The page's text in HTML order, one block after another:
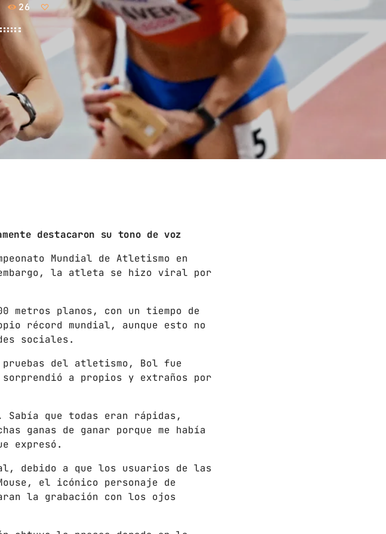
LA ACTITUD
RAMIREZ
- 12:00 PM
26
destacaron su tono de voz
Mundial de Atletismo en
la atleta se hizo viral por
metros planos, con un tiempo de
récord mundial, aunque esto no
sociales.
del atletismo, Bol fue
a propios y extraños por
que todas eran rápidas,
ganas de ganar porque me había
expresó.
debido a que los usuarios de las
el icónico personaje de
la grabación con los ojos